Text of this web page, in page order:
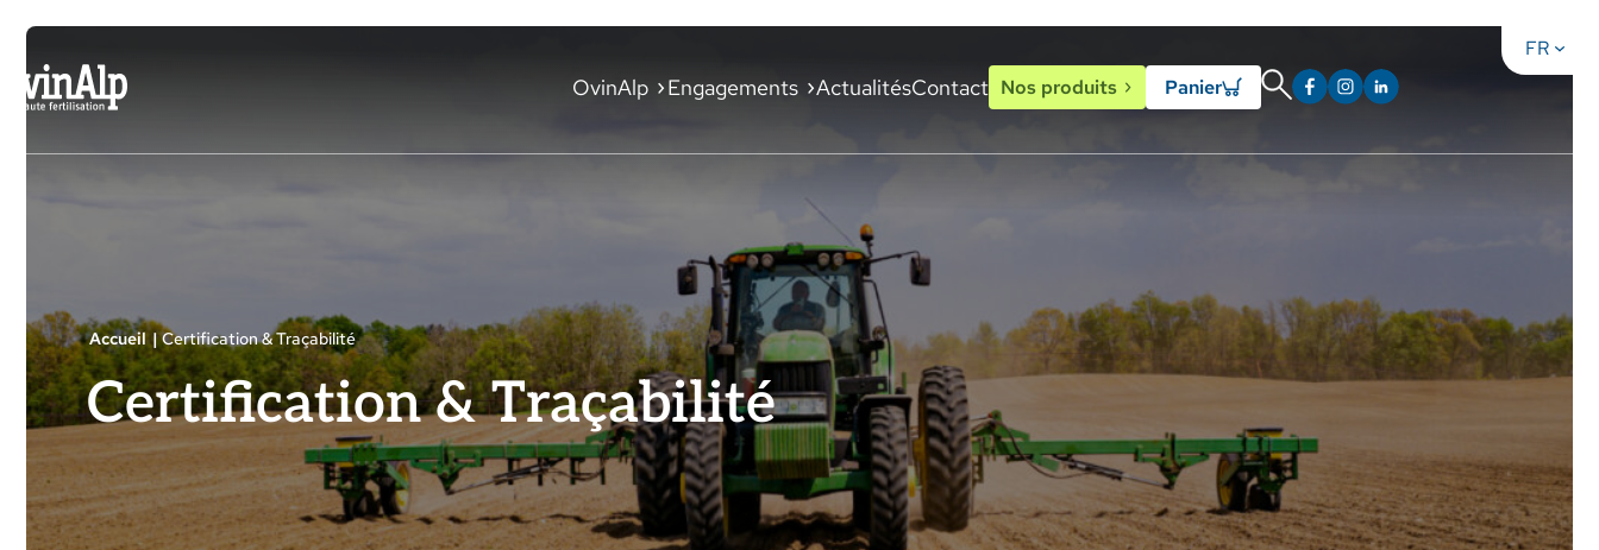
contenu
OvinAlp Engagements ActualitésContact Nos produits Panier testInstagram
LinkedIn
FR
Accueil |Certification & Traçabilité
Certification & Traçabilité